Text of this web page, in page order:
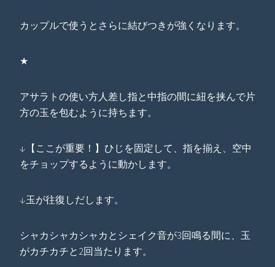
カップルで使うとさらに結びつきが強くなります。
★
アサラトの使い方人差し指と中指の間に紐を挟んで片
方の玉を包むように持ちます。
↓【ここが重要！】ひじを固定して、指を揃え、空中
をチョップするように動かします。
↓玉が往復しだします。
シャカシャカシャカとシェイク音が3回鳴る間に、玉
がカチカチと2回当たります。